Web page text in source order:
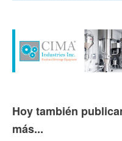
Hoy también
más...